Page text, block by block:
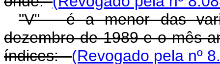
"V" - é a menor das
dezembro de 1989 e o mês
índices:(Revogado pela nº